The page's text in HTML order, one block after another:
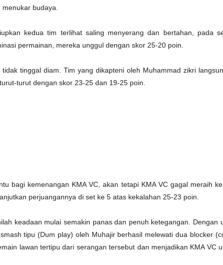
budaya.
kedua tim terlihat saling menyerang dan bertahan, pada
permainan, mereka unggul dengan skor 25-20 poin.
tinggal diam. Tim yang dikapteni oleh Muhammad zikri
turut dengan skor 23-25 dan 19-25 poin.
bagi kemenangan KMA VC, akan tetapi KMA VC gagal meraih
perjuangannya di set ke 5 atas kekalahan 25-23 poin.
keadaan mulai semakin panas dan penuh ketegangan. Dengan
tipu (Dum play) oleh Muhajir berhasil melewati dua blocker
lawan tertipu dari serangan tersebut dan menjadikan KMA VC